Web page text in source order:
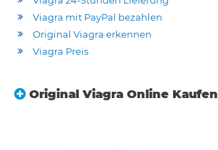
Viagra mit PayPal bezahlen
Original Viagra erkennen
Viagra Preis
Original Viagra Online Kaufen